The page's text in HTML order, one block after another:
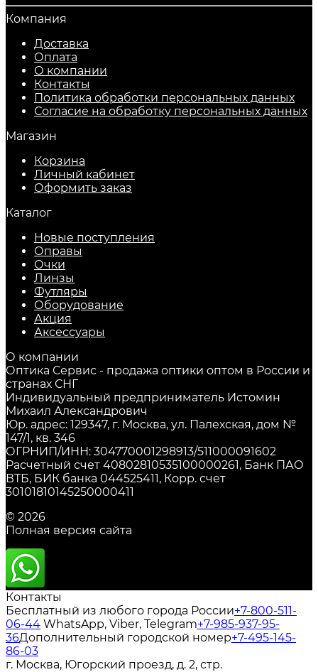
Компания
Доставка
Оплата
О компании
Контакты
Политика обработки персональных данных
Согласие на обработку персональных данных
Магазин
Корзина
Личный кабинет
Оформить заказ
Каталог
Новые поступления
Оправы
Очки
Линзы
Футляры
Оборудование
Акция
Аксессуары
О компании
Оптика Сервис - продажа оптики оптом в России и
странах СНГ
Индивидуальный предприниматель Истомин
Михаил Александрович
Юр. адрес: 129347, г. Москва, ул. Палехская, дом №
147/1, кв. 346
ОГРНИП/ИНН: 304770001298913/511000091602
Расчетный счет 40802810535100000261, Банк ПАО
ВТБ, БИК банка 044525411, Корр. счет
30101810145250000411
© 2026
Полная версия сайта
Контакты
Бесплатный из любого города России+7-800-511-
06-44 WhatsApp, Viber, Telegram+7-985-937-95-
36Дополнительный городской номер+7-495-145-
86-03
г. Москва, Югорский проезд, д. 2, стр.